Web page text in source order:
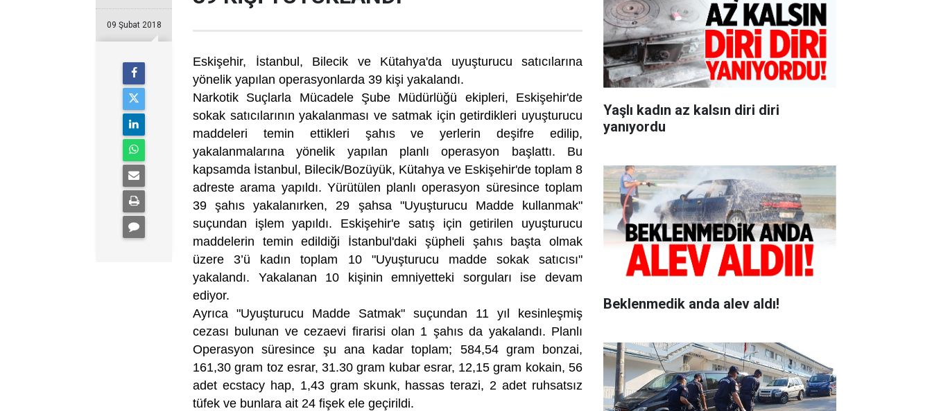
09 Şubat 2018
Eskişehir, İstanbul, Bilecik ve Kütahya'da uyuşturucu satıcılarına
yönelik yapılan operasyonlarda 39 kişi yakalandı.
Narkotik Suçlarla Mücadele Şube Müdürlüğü ekipleri, Eskişehir'de
sokak satıcılarının yakalanması ve satmak için getirdikleri uyuşturucu
maddeleri temin ettikleri şahıs ve yerlerin deşifre edilip,
yakalanmalarına yönelik yapılan planlı operasyon başlattı. Bu
kapsamda İstanbul, Bilecik/Bozüyük, Kütahya ve Eskişehir'de toplam 8
adreste arama yapıldı. Yürütülen planlı operasyon süresince toplam
39 şahıs yakalanırken, 29 şahsa "Uyuşturucu Madde kullanmak"
suçundan işlem yapıldı. Eskişehir'e satış için getirilen uyuşturucu
maddelerin temin edildiği İstanbul'daki şüpheli şahıs başta olmak
üzere 3’ü kadın toplam 10 "Uyuşturucu madde sokak satıcısı"
yakalandı. Yakalanan 10 kişinin emniyetteki sorguları ise devam
ediyor.
Ayrıca "Uyuşturucu Madde Satmak" suçundan 11 yıl kesinleşmiş
cezası bulunan ve cezaevi firarisi olan 1 şahıs da yakalandı. Planlı
Operasyon süresince şu ana kadar toplam; 584,54 gram bonzai,
161,30 gram toz esrar, 31.30 gram kubar esrar, 12,15 gram kokain, 56
adet ecstacy hap, 1,43 gram skunk, hassas terazi, 2 adet ruhsatsız
tüfek ve bunlara ait 24 fişek ele geçirildi.
Yaşlı kadın az kalsın diri diri
yanıyordu
Beklenmedik anda alev aldı!